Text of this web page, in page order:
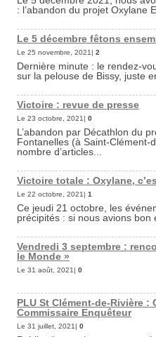
: l’abandon du projet Oxylane
Le 5 décembre fêtons
Le 25 novembre, 2021| 2
Dernière minute : le rendez-
sur la pelouse de Bissy, juste
Victoire : revue de presse
Le 23 octobre, 2021| 0
L’abandon par Décathlon du
Fontanelles (à Saint-Clément-
nombre d’articles...
Victoire totale : Oxylane,
Le 22 octobre, 2021| 1
Ce jeudi 21 octobre, les
précipités : si nous avions bon
Vendredi 3 septembre :
le Monde »
Le 31 août, 2021| 0
PLU St Clément-de-Rivière :
Commissaire Enquêteur
Le 31 juillet, 2021| 0